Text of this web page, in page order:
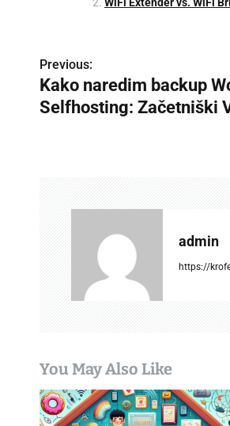
P
o
s
t
i
o
Previous:
Kako naredim backup
Selfhosting: Začetniški
admin
https://
You May Also Like